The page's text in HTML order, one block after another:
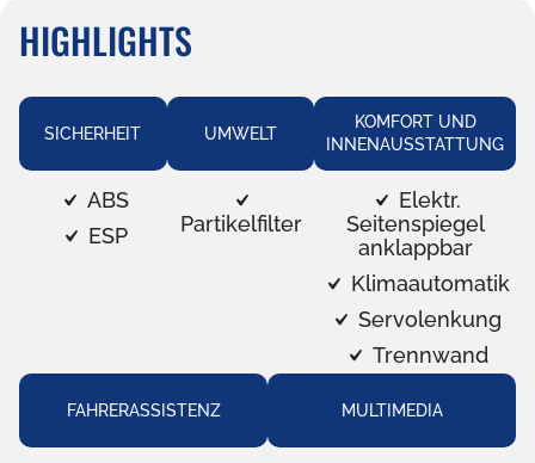
HIGHLIGHTS
SICHERHEIT
ABS
ESP
UMWELT
Partikelfilter
KOMFORT UND
INNENAUSSTATTUNG
Elektr.
Seitenspiegel
anklappbar
Klimaautomatik
Servolenkung
Trennwand
FAHRERASSISTENZ MULTIMEDIA